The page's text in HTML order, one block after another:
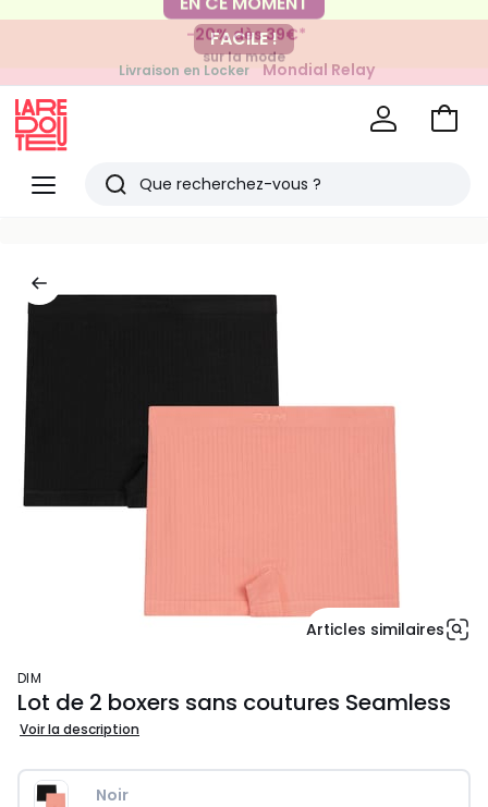
-20% dès 39€*
sur la mode
FACILE !
Livraison en Locker Mondial Relay
pour vos petits articles
Menu
Redoute
Rechercher
vus
Voir
Articles similaires
DIM
Lot de 2 boxers sans coutures Seamless
Voir la description
Noir